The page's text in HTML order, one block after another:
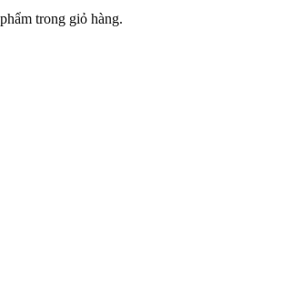
trong giỏ hàng.